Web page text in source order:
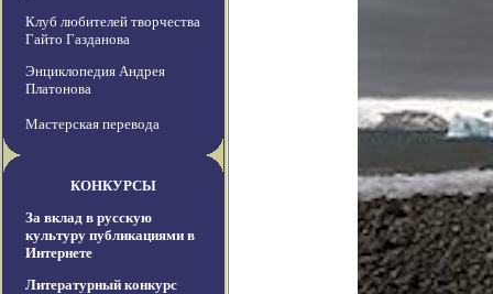
Клуб любителей творчества
Гайто Газданова
Энциклопедия Андрея
Платонова
Мастерская перевода
КОНКУРСЫ
За вклад в русскую
культуру публикациями в
Интернете
Литературный конкурс